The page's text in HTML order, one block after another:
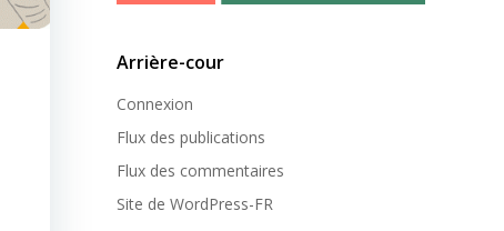
Arrière-cour
Connexion
Flux des publications
Flux des commentaires
Site de WordPress-FR